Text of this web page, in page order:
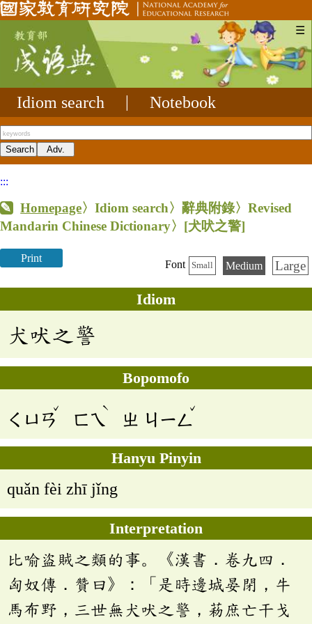
☰
Idiom search Notebook
:::
Homepage〉Idiom search〉辭典附錄〉Revised
Mandarin Chinese Dictionary〉 [犬吠之警]
Print
Font Small Medium Large
Idiom
犬吠之警
Bopomofo
ㄑㄩㄢ
ˇ
ㄈㄟ
ˋ
ㄓ ㄐㄧㄥ
ˇ
Hanyu Pinyin
quǎn fèi zhī jǐng
Interpretation
比喻盜賊之類的事。《漢書．卷九四．
匈奴傳．贊曰》：「是時邊城晏閉，牛
馬布野，三世無犬吠之警，菞庶亡干戈